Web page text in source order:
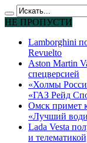
НЕ ПРОПУСТИ
Lamborghini
Revuelto
Aston Martin
спецверсией
«Холмы
«ГАЗ Рейд
Омск примет
«Лучший
Lada Vesta
и